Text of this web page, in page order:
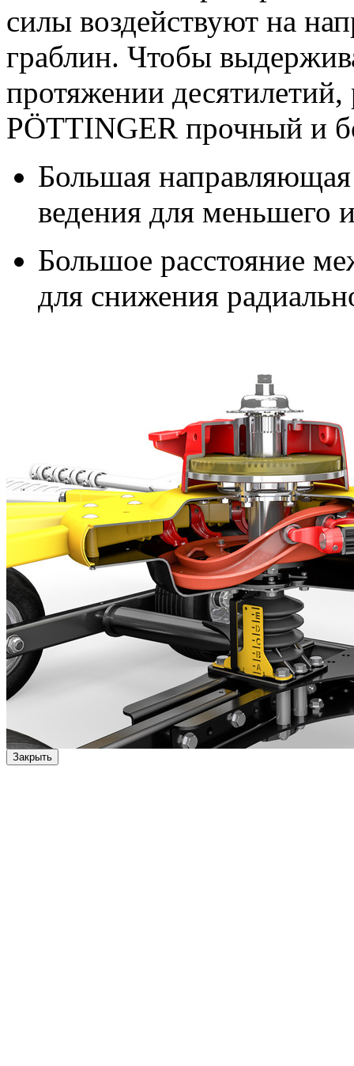
силы воздействуют на
граблин. Чтобы
протяжении
PÖTTINGER прочный и
Большая
ведения для меньшего
Большое расстояние
для снижения
Закрыть